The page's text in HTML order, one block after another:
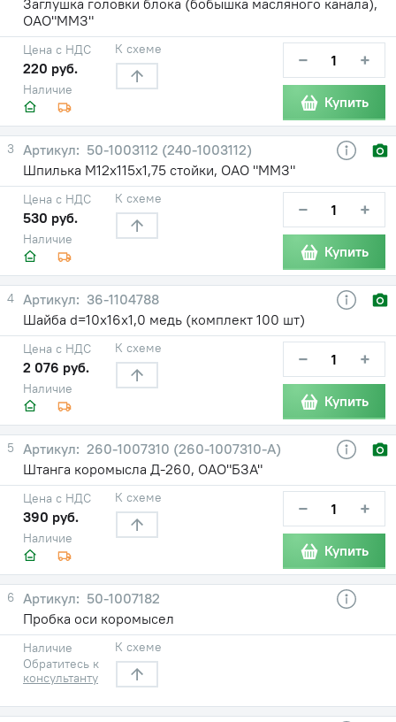
ОАО"ММЗ"
Наличие
Цена с НДС
220 руб.
К схеме − +
Купить
3
50-1003112 (240-1003112)
Шпилька М12х115х1,75 стойки, ОАО "ММЗ"
Наличие
Цена с НДС
530 руб.
К схеме − +
Купить
4
36-1104788
Шайба d=10х16х1,0 медь (комплект 100 шт)
Наличие
Цена с НДС
2 076 руб.
К схеме − +
Купить
5
260-1007310 (260-1007310-А)
Штанга коромысла Д-260, ОАО"БЗА"
Наличие
Цена с НДС
390 руб.
К схеме − +
Купить
6
50-1007182
Пробка оси коромысел
Наличие
Обратитесь к
консультанту
К схеме